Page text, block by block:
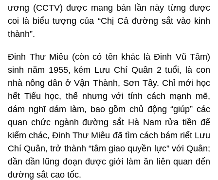
ương (CCTV) được mang bán lần này từng được
coi là biểu tượng của “Chị Cả đường sắt vào kinh
thành”.
Đinh Thư Miêu (còn có tên khác là Đinh Vũ Tâm)
sinh năm 1955, kém Lưu Chí Quân 2 tuổi, là con
nhà nông dân ở Vận Thành, Sơn Tây. Chỉ mới học
hết Tiểu học, thế nhưng với tính cách mạnh mẽ,
dám nghĩ dám làm, bao gồm chủ động “giúp” các
quan chức ngành đường sắt Hà Nam rửa tiền để
kiếm chác, Đinh Thư Miêu đã tìm cách bám riết Lưu
Chí Quân, trở thành “tâm giao quyền lực” với Quân;
dần dần lũng đoạn được giới làm ăn liên quan đến
đường sắt cao tốc.